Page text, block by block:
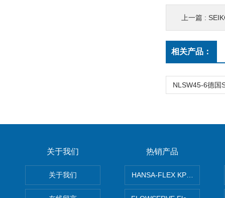
上一篇 :
相关产品：
NLSW45-6德国
关于我们
关于我们
热销产品
HANSA-FLEX KP100P紧凑